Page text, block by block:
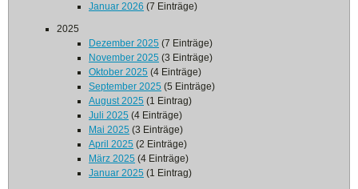
Januar 2026 (7 Einträge)
2025
Dezember 2025 (7 Einträge)
November 2025 (3 Einträge)
Oktober 2025 (4 Einträge)
September 2025 (5 Einträge)
August 2025 (1 Eintrag)
Juli 2025 (4 Einträge)
Mai 2025 (3 Einträge)
April 2025 (2 Einträge)
März 2025 (4 Einträge)
Januar 2025 (1 Eintrag)